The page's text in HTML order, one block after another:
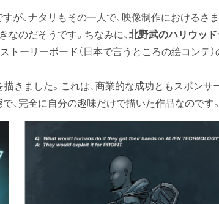
、ナタリもその一人で、映像制作におけるさ
のだそうです。ちなみに、北野武のハリウッ
トーリーボード（日本で言うところの絵コンテ
きました。これは、商業的な成功ともスポンサ
、完全に自分の趣味だけで描いた作品なのです。